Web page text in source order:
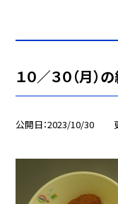
１０／３０（月）
公開日 2023/10/30